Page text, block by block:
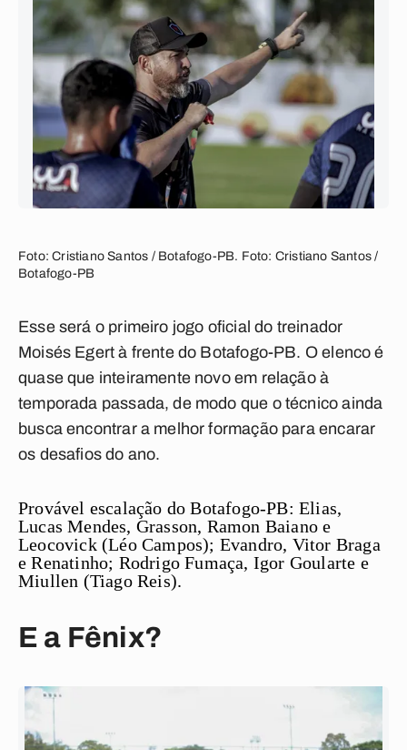
Foto: Cristiano Santos / Botafogo-PB. Foto: Cristiano Santos /
Botafogo-PB
Esse será o primeiro jogo oficial do treinador
Moisés Egert à frente do Botafogo-PB. O elenco é
quase que inteiramente novo em relação à
temporada passada, de modo que o técnico ainda
busca encontrar a melhor formação para encarar
os desafios do ano.
Provável escalação do Botafogo-PB: Elias,
Lucas Mendes, Grasson, Ramon Baiano e
Leocovick (Léo Campos); Evandro, Vitor Braga
e Renatinho; Rodrigo Fumaça, Igor Goularte e
Miullen (Tiago Reis).
E a Fênix?